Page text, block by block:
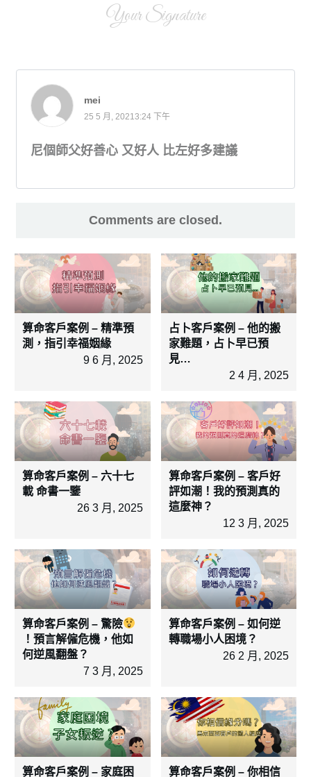
Your Signature
mei
25 5 月, 20213:24 下午
尼個師父好善心 又好人 比左好多建議
Comments are closed.
算命客戶案例 – 精準預
測，指引幸福姻緣
9 6 月, 2025
占卜客戶案例 – 他的搬
家難題，占卜早已預
見…
2 4 月, 2025
算命客戶案例 – 六十七
載 命書一鑒
26 3 月, 2025
算命客戶案例 – 客戶好
評如潮！我的預測真的
這麼神？
12 3 月, 2025
算命客戶案例 – 驚險
！預言解僱危機，他如
何逆風翻盤？
7 3 月, 2025
算命客戶案例 – 如何逆
轉職場小人困境？
26 2 月, 2025
算命客戶案例 – 家庭困
算命客戶案例 – 你相信